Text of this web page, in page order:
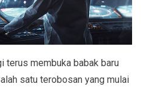
terus membuka babak baru
satu terobosan yang mulai